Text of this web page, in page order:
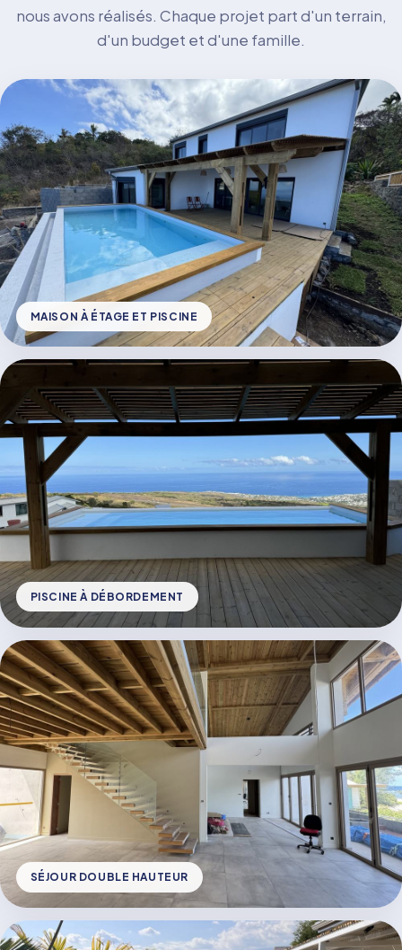
nous avons réalisés. Chaque projet part d'un terrain,
d'un budget et d'une famille.
MAISON À ÉTAGE ET PISCINE
PISCINE À DÉBORDEMENT
SÉJOUR DOUBLE HAUTEUR